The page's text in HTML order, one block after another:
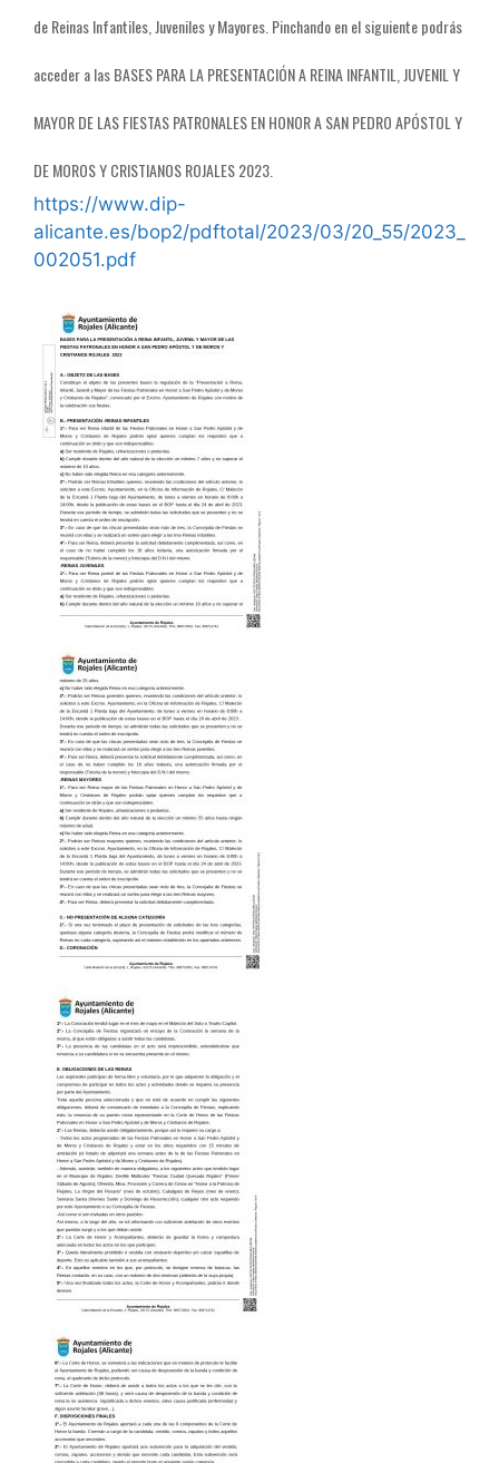
de Reinas Infantiles, Juveniles y Mayores. Pinchando en el siguiente podrás
acceder a las BASES PARA LA PRESENTACIÓN A REINA INFANTIL, JUVENIL Y
MAYOR DE LAS FIESTAS PATRONALES EN HONOR A SAN PEDRO APÓSTOL Y
DE MOROS Y CRISTIANOS ROJALES 2023.
https://www.dip-
alicante.es/bop2/pdftotal/2023/03/20_55/2023_
002051.pdf